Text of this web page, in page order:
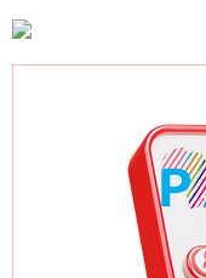
Sénégal